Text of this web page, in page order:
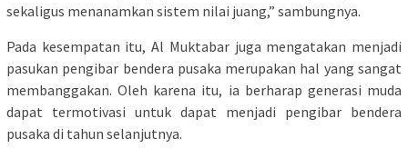
sekaligus menanamkan sistem nilai juang,” sambungnya.
Pada kesempatan itu, Al Muktabar juga mengatakan menjadi
pasukan pengibar bendera pusaka merupakan hal yang sangat
membanggakan. Oleh karena itu, ia berharap generasi muda
dapat termotivasi untuk dapat menjadi pengibar bendera
pusaka di tahun selanjutnya.